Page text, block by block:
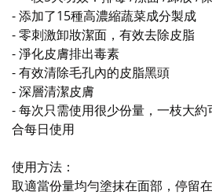
- 添加了15種高濃縮蔬菜成分製成
- 零刺激卸妝潔面，有效去除皮脂
- 淨化皮膚排出毒素
- 有效清除毛孔內的皮脂黑頭
- 深層清潔皮膚
- 每次只需使用很少份量，一枝大
合每日使用
使用方法：
取適當份量均勻塗抹在面部，停留